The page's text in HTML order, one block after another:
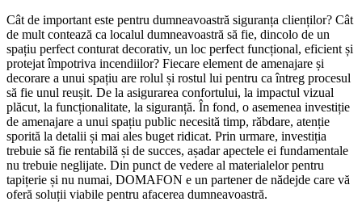
Cât de important este pentru dumneavoastră siguranța clienților? Cât
de mult contează ca localul dumneavoastră să fie, dincolo de un
spațiu perfect conturat decorativ, un loc perfect funcțional, eficient și
protejat împotriva incendiilor? Fiecare element de amenajare și
decorare a unui spațiu are rolul și rostul lui pentru ca întreg procesul
să fie unul reușit. De la asigurarea confortului, la impactul vizual
plăcut, la funcționalitate, la siguranță. În fond, o asemenea investiție
de amenajare a unui spațiu public necesită timp, răbdare, atenție
sporită la detalii și mai ales buget ridicat. Prin urmare, investiția
trebuie să fie rentabilă și de succes, așadar apectele ei fundamentale
nu trebuie neglijate. Din punct de vedere al materialelor pentru
tapițerie și nu numai, DOMAFON e un partener de nădejde care vă
oferă soluții viabile pentru afacerea dumneavoastră.